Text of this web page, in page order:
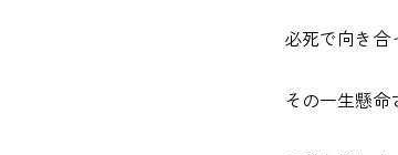
必死で向き合
その一生懸